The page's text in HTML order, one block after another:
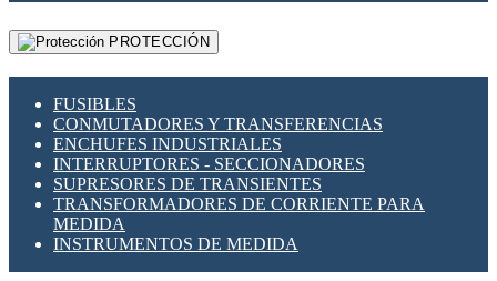
PROTECCIÓN
FUSIBLES
CONMUTADORES Y TRANSFERENCIAS
ENCHUFES INDUSTRIALES
INTERRUPTORES - SECCIONADORES
SUPRESORES DE TRANSIENTES
TRANSFORMADORES DE CORRIENTE PARA
MEDIDA
INSTRUMENTOS DE MEDIDA